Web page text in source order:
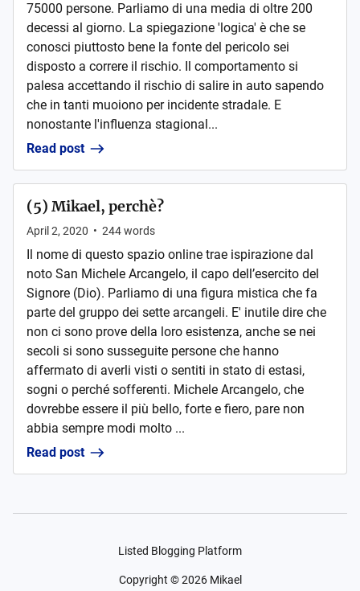
75000 persone. Parliamo di una media di oltre 200
decessi al giorno. La spiegazione 'logica' è che se
conosci piuttosto bene la fonte del pericolo sei
disposto a correre il rischio. Il comportamento si
palesa accettando il rischio di salire in auto sapendo
che in tanti muoiono per incidente stradale. E
nonostante l'influenza stagional...
Read post
(5) Mikael, perchè?
April 2, 2020 • 244words
Il nome di questo spazio online trae ispirazione dal
noto San Michele Arcangelo, il capo dell’esercito del
Signore (Dio). Parliamo di una figura mistica che fa
parte del gruppo dei sette arcangeli. E' inutile dire che
non ci sono prove della loro esistenza, anche se nei
secoli si sono susseguite persone che hanno
affermato di averli visti o sentiti in stato di estasi,
sogni o perché sofferenti. Michele Arcangelo, che
dovrebbe essere il più bello, forte e fiero, pare non
abbia sempre modi molto ...
Read post
Listed Blogging Platform
Copyright ©2026 Mikael